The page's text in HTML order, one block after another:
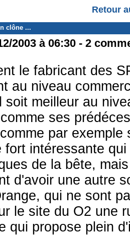
Retour
clône ...
2003 à 06:30 - 2
le fabricant des
au niveau
soit meilleur au
ses
par
fort intéressante
de la bête,
d'avoir une autre
qui ne sont
le site du O2 une
qui propose plein